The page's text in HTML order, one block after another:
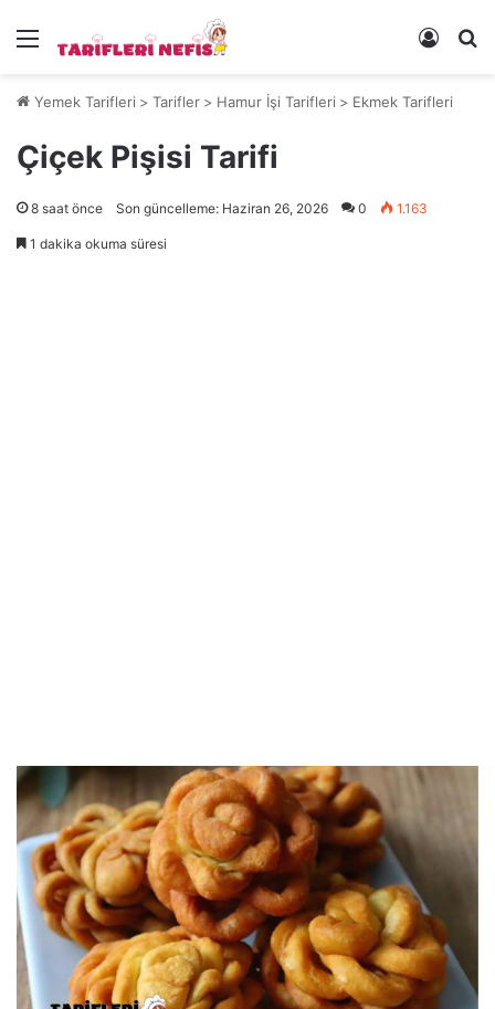
Menü Kayıt
Yemek Tarifleri > Tarifler > Hamur İşi Tarifleri > Ekmek Tarifleri
Çiçek Pişisi Tarifi
8 saat önce Son güncelleme: Haziran 26, 2026 0 1.163
1 dakika okuma süresi